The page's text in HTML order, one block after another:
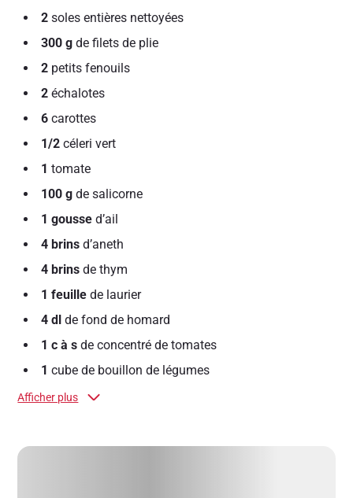
2soles entières nettoyées
300 g de filets de plie
2 petits fenouils
2échalotes
6carottes
1/2céleri vert
1tomate
100 g de salicorne
1 gousse d’ail
4 brins d’aneth
4 brins de thym
1 feuille de laurier
4 dl de fond de homard
1 c à s de concentré de tomates
1cube de bouillon de légumes
Afficher plus